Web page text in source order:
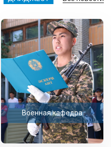
Военная кафедра